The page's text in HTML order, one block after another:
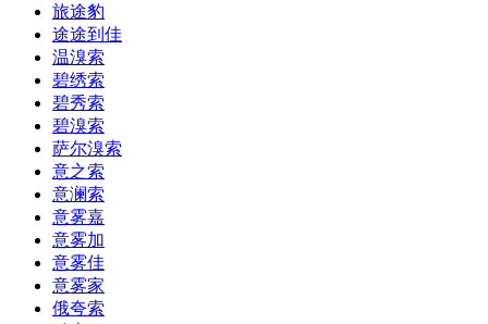
旅途豹
途途到佳
温溴索
碧绣索
碧秀索
碧溴索
萨尔溴索
意之索
意澜索
意雾嘉
意雾加
意雾佳
意雾家
俄夸索